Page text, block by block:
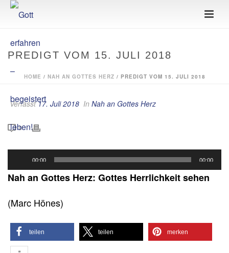
PREDIGT VOM 15. JULI 2018
HOME / NAH AN GOTTES HERZ / PREDIGT VOM 15. JULI 2018
Verfasst17. Juli 2018 In Nah an Gottes Herz
0
Player
00:00 00:00
Nah an Gottes Herz: Gottes Herrlichkeit sehen
(Marc Hönes)
teilen teilen merken